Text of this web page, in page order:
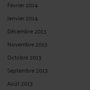
Février 2014
Janvier 2014
Décembre 2013
Novembre 2013
Octobre 2013
Septembre 2013
Août 2013